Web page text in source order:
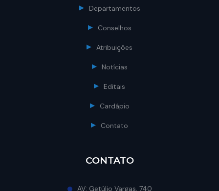
Departamentos
Conselhos
Atribuições
Notícias
Editais
Cardápio
Contato
CONTATO
AV: Getúlio Vargas, 740